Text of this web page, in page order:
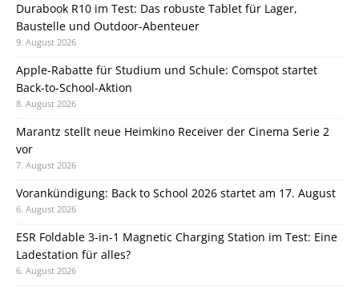
Durabook R10 im Test: Das robuste Tablet für Lager,
Baustelle und Outdoor-Abenteuer
9. August 2026
Apple-Rabatte für Studium und Schule: Comspot startet
Back-to-School-Aktion
8. August 2026
Marantz stellt neue Heimkino Receiver der Cinema Serie 2
vor
7. August 2026
Vorankündigung: Back to School 2026 startet am 17. August
6. August 2026
ESR Foldable 3-in-1 Magnetic Charging Station im Test: Eine
Ladestation für alles?
6. August 2026